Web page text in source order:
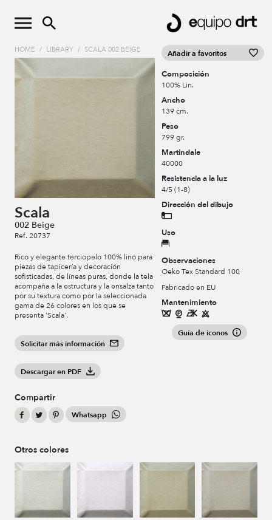
HOME / LIBRARY / SCALA 002 BEIGE
Scala
002 Beige
Ref. 20737
Rico y elegante terciopelo 100% lino para
piezas de tapicería y decoración
sofisticadas, de líneas puras, donde la tela
acompaña a la estructura y la ensalza tanto
por su textura como por la seleccionada
gama de 26 colores en los que se
presenta 'Scala'.
Solicitar más información
Descargar en PDF
Compartir
Whatsapp
Añadir a favoritos
Composición
100% Lin.
Ancho
139 cm.
Peso
799 gr.
Martindale
40000
Resistencia a la luz
4/5 (1-8)
Dirección del dibujo
Uso
Observaciones
Oeko Tex Standard 100
Fabricado en EU
Mantenimiento
Guía de iconos
Otros colores